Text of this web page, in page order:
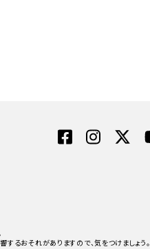
るおそれがありますので、気をつけましょう。